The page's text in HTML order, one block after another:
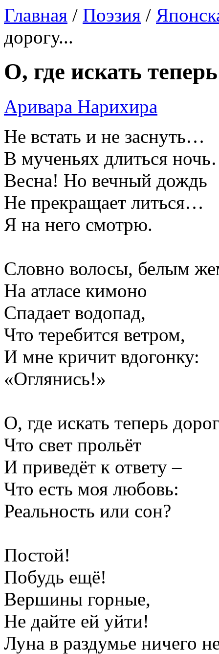
Главная / Поэзия /
дорогу...
О, где искать
Аривара Нарихира
Не встать и не заснуть…
В мученьях длиться
Весна! Но вечный дождь
Не прекращает литься…
Я на него смотрю.
Словно волосы, белым
На атласе кимоно
Спадает водопад,
Что теребится ветром,
И мне кричит вдогонку:
«Оглянись!»
О, где искать теперь
Что свет прольёт
И приведёт к ответу –
Что есть моя любовь:
Реальность или сон?
Постой!
Побудь ещё!
Вершины горные,
Не дайте ей уйти!
Луна в раздумье ничего